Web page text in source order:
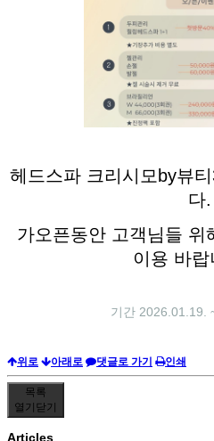
헤드스파 크리시모by뷰
다.
가오픈동안 고객님들 위
이용 바
기간 2026.01.19.
위로 아래로 댓글로 가기 인쇄
목록
열기 닫기
Articles